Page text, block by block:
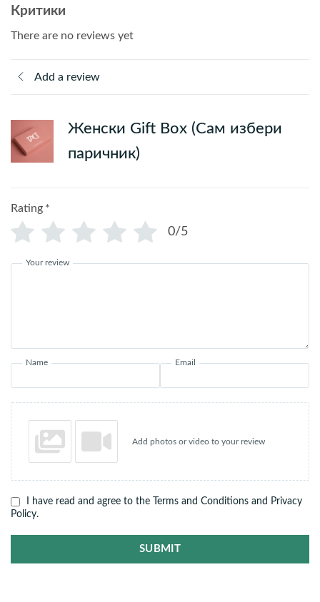
Критики
There are no reviews yet
Add a review
Женски Gift Box (Сам избери
паричник)
Rating *
0/5
Your review
Name Email
Add photos or video to your review
I have read and agree to the Terms and Conditions and Privacy
Policy.
SUBMIT